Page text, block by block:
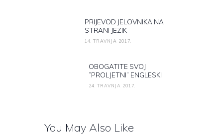
Previous post:
PRIJEVOD JELOVNIKA NA
STRANI JEZIK
14. TRAVNJA 2017.
Next post:
OBOGATITE SVOJ
”PROLJETNI” ENGLESKI
24. TRAVNJA 2017.
You May Also Like